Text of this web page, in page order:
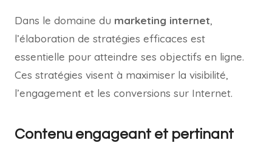
Dans le domaine du marketing internet,
l’élaboration de stratégies efficaces est
essentielle pour atteindre ses objectifs en ligne.
Ces stratégies visent à maximiser la visibilité,
l’engagement et les conversions sur Internet.
Contenu engageant et pertinant